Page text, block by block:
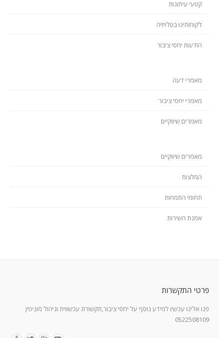
קטעי עיתונות
לקוחותינו בטלויזיה
הודעות יחסי ציבור
מאמרי דעה
מאמרי יחסי ציבור
מאמרים שיווקיים
מאמרים שיווקיים
המלצות
תחומי התמחות
אמנת השירות
פרטי התקשרות
פנו אלינו עכשיו למידע נוסף על יחסי ציבור,תקשורת עכשווית וניהול מוניטין
0522508109